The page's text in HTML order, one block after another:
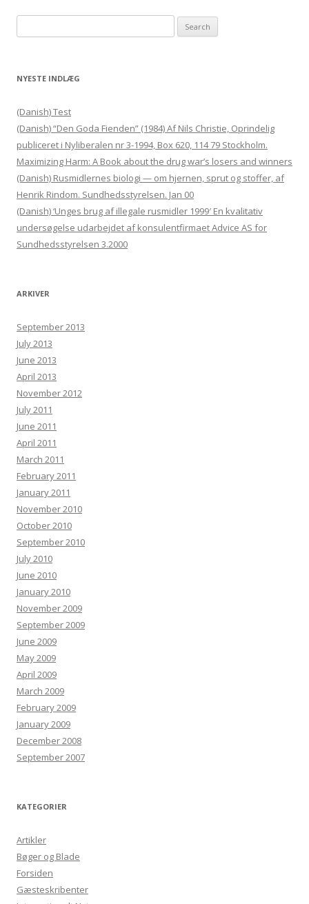
NYESTE INDLÆG
(Danish) Test
(Danish) “Den Goda Fienden” (1984) Af Nils Christie, Oprindelig
publiceret i Nyliberalen nr 3-1994, Box 620, 114 79 Stockholm.
Maximizing Harm: A Book about the drug war’s losers and winners
(Danish) Rusmidlernes biologi — om hjernen, sprut og stoffer, af
Henrik Rindom. Sundhedsstyrelsen. Jan 00
(Danish) ‘Unges brug af illegale rusmidler 1999′ En kvalitativ
undersøgelse udarbejdet af konsulentfirmaet Advice AS for
Sundhedsstyrelsen 3.2000
ARKIVER
September 2013
July 2013
June 2013
April 2013
November 2012
July 2011
June 2011
April 2011
March 2011
February 2011
January 2011
November 2010
October 2010
September 2010
July 2010
June 2010
January 2010
November 2009
September 2009
June 2009
May 2009
April 2009
March 2009
February 2009
January 2009
December 2008
September 2007
KATEGORIER
Artikler
Bøger og Blade
Forsiden
Gæsteskribenter